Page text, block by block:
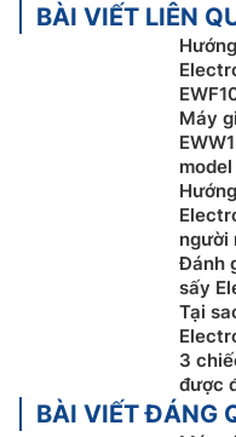
Công nghệ
Máy giặt Electrolux
trang bị công nghệ
mềm vải được hòa tan
huy đầy đủ tác dụng
bảo quần áo của bạn
vết cặn chất giặt tẩy.
BÀI VIẾT LIÊN
Máy
người
Đánh
sấy
Tại
3
được
BÀI VIẾT ĐÁNG